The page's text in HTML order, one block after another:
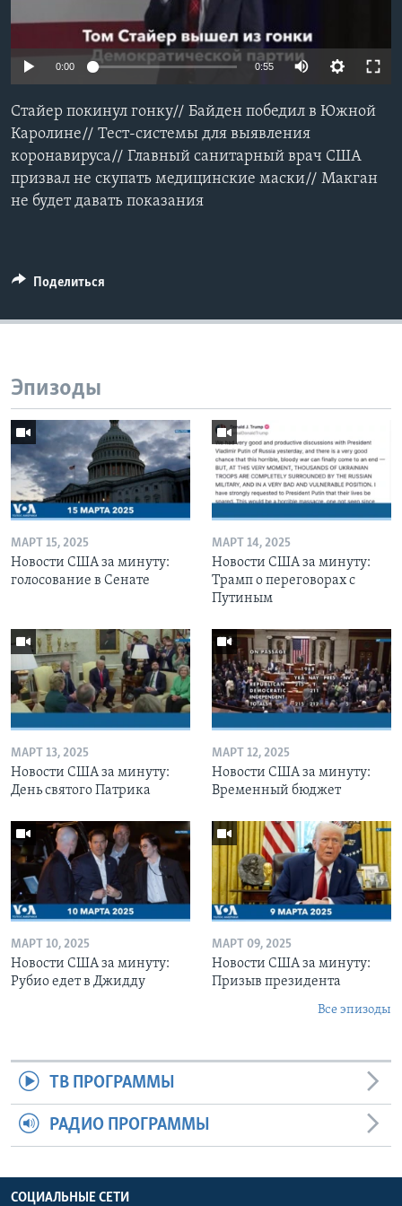
Learning English
Языки
0:00 0:55
Стайер покинул гонку// Байден победил в Южной
Каролине// Тест-системы для выявления
коронавируса// Главный санитарный врач США
призвал не cкупать медицинские маски// Макган
не будет давать показания
Поделиться
Эпизоды
МАРТ 15, 2025
Новости США за минуту:
голосование в Сенате
МАРТ 14, 2025
Новости США за минуту:
Трамп о переговорах с
Путиным
МАРТ 13, 2025
Новости США за минуту:
День святого Патрика
МАРТ 12, 2025
Новости США за минуту:
Временный бюджет
МАРТ 10, 2025
Новости США за минуту:
Рубио едет в Джидду
МАРТ 09, 2025
Новости США за минуту:
Призыв президента
Все эпизоды
ТВ ПРОГРАММЫ
РАДИО ПРОГРАММЫ
СОЦИАЛЬНЫЕ СЕТИ